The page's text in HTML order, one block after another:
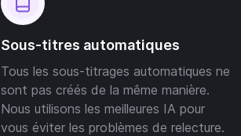
Sous-titres automatiques
Tous les sous-titrages automatiques ne
sont pas créés de la même manière.
Nous utilisons les meilleures IA pour
vous éviter les problèmes de relecture.